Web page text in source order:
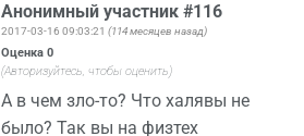
Анонимный участник #116
2017-03-16 09:03:21(114 месяцев назад)
Оценка0
(Авторизуйтесь, чтобы оценить)
А в чем зло-то? Что халявы не
было? Так вы на физтех